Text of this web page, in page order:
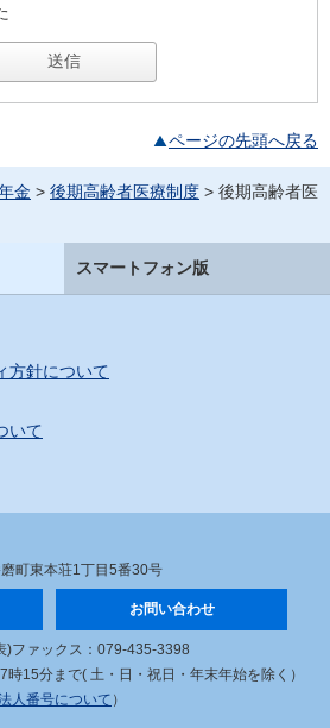
ページの先頭へ戻る
金 > 後期高齢者医療制度 > 後期高齢者医
スマートフォン版
方針について
いて
町東本荘1丁目5番30号
お問い合わせ
)ファックス：079-435-3398
時15分まで( 土・日・祝日・年末年始を除く）
人番号について ）